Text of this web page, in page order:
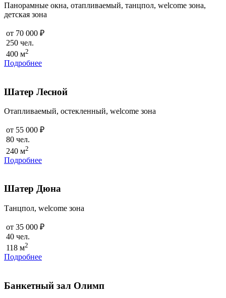
Панорамные окна, отапливаемый, танцпол, welcome зона,
детская зона
от 70 000 ₽
250 чел.
400 м2
Подробнее
Шатер Лесной
Отапливаемый, остекленный, welcome зона
от 55 000 ₽
80 чел.
240 м2
Подробнее
Шатер Дюна
Танцпол, welcome зона
от 35 000 ₽
40 чел.
118 м2
Подробнее
Банкетный зал Олимп